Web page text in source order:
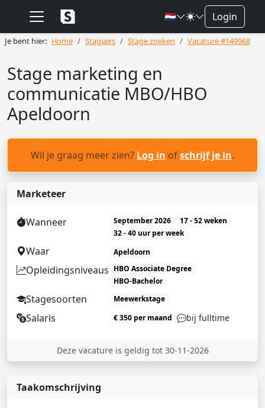
🇳🇱 Login
Je bent hier: Home Stagiairs Stage zoeken Vacature #149968
Stage marketing en
communicatie MBO/HBO
Apeldoorn
Wil je graag meer zien? Log in ofschrijf je in.
Marketeer
Wanneer September 2026
17 - 52 weken
32 - 40 uur per week
Waar Apeldoorn
Opleidingsniveaus HBO Associate Degree
HBO-Bachelor
Stagesoorten Meewerkstage
Salaris € 350 per maand bij fulltime
Deze vacature is geldig tot 30-11-2026
Taakomschrijving